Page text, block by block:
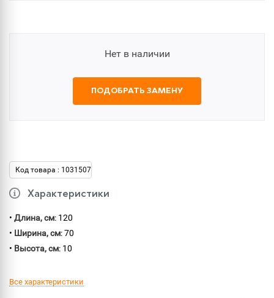
Нет в наличии
ПОДОБРАТЬ ЗАМЕНУ
Код товара : 1031507
Характеристики
• Длина, см: 120
• Ширина, см: 70
• Высота, см: 10
Все характеристики